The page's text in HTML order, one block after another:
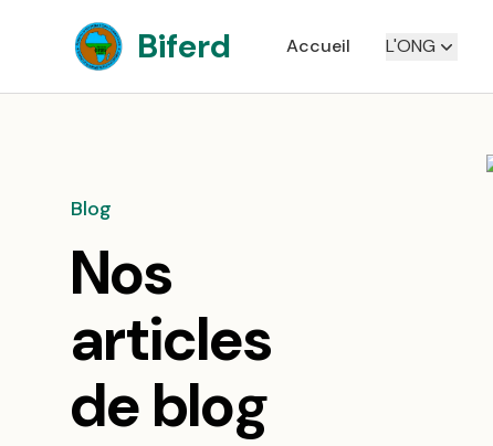
Biferd Accueil L'ONG
Blog
Nos
articles
de blog